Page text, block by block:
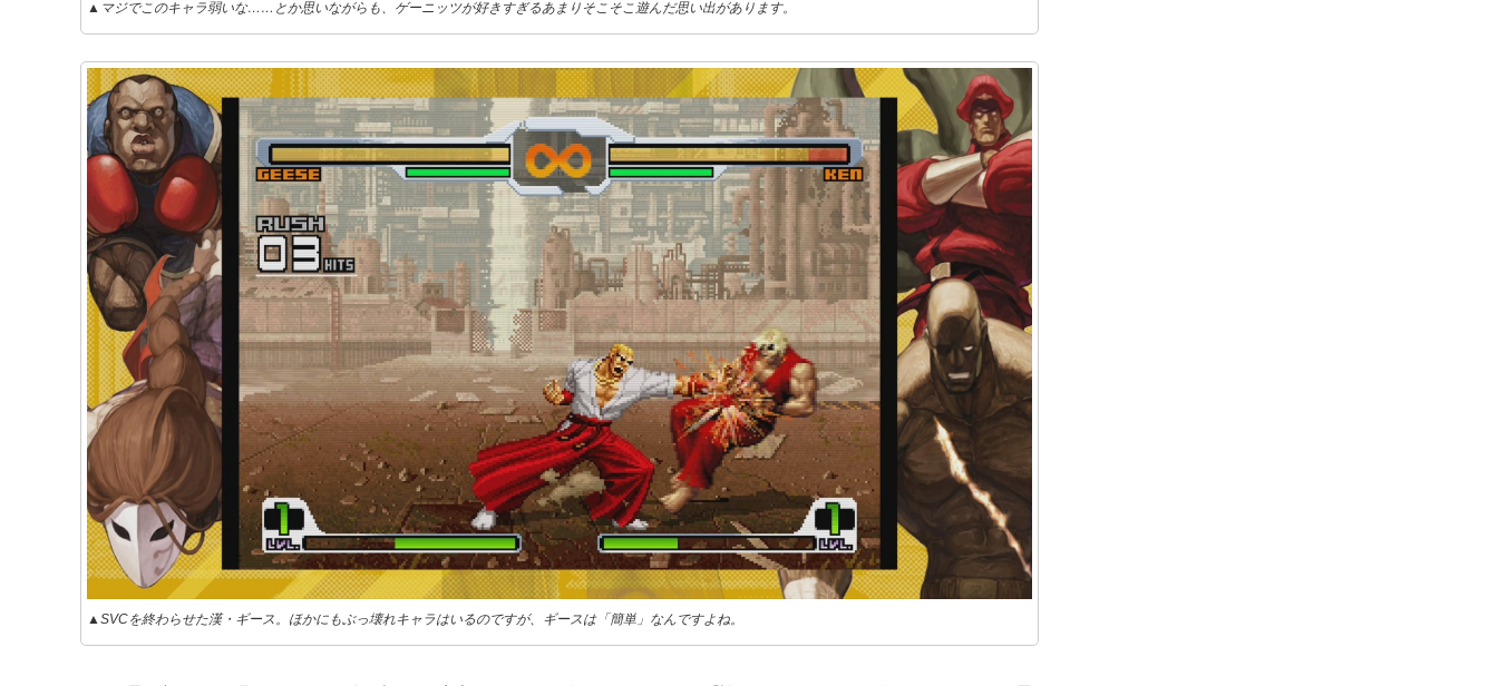
▲マジでこのキャラ弱いな……とか思いながらも、ゲーニッツが好きすぎるあまりそこそこ遊んだ思い出があります。
▲SVCを終わらせた漢・ギース。ほかにもぶっ壊れキャラはいるのですが、ギースは「簡単」なんですよね。